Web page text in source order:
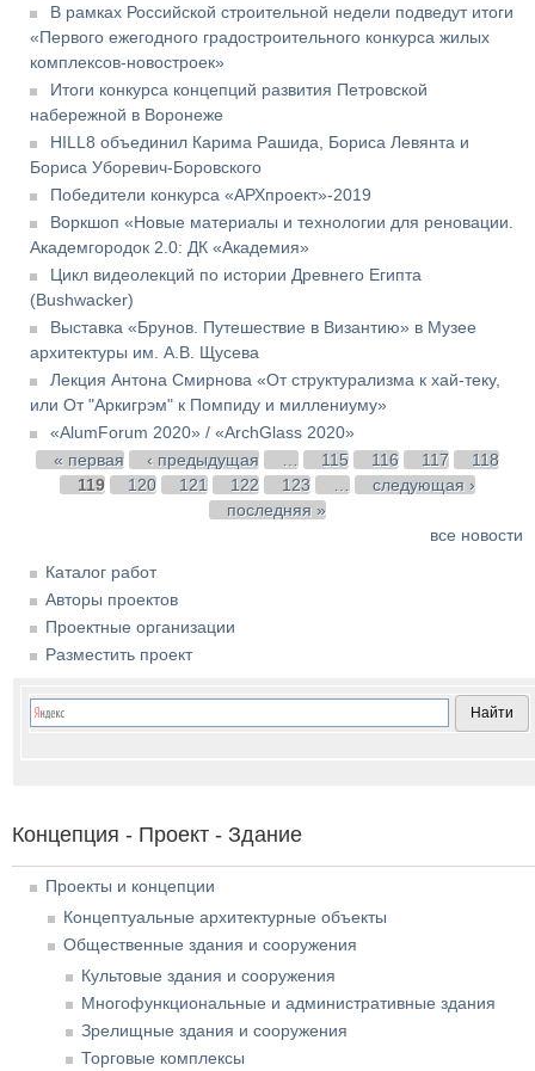
В рамках Российской строительной недели подведут итоги
«Первого ежегодного градостроительного конкурса жилых
комплексов-новостроек»
Итоги конкурса концепций развития Петровской
набережной в Воронеже
HILL8 объединил Карима Рашида, Бориса Левянта и
Бориса Уборевич-Боровского
Победители конкурса «АРХпроект»-2019
Воркшоп «Новые материалы и технологии для реновации.
Академгородок 2.0: ДК «Академия»
Цикл видеолекций по истории Древнего Египта
(Bushwacker)
Выставка «Брунов. Путешествие в Византию» в Музее
архитектуры им. А.В. Щусева
Лекция Антона Смирнова «От структурализма к хай-теку,
или От "Аркигрэм" к Помпиду и миллениуму»
«AlumForum 2020» / «ArchGlass 2020»
Страницы
« первая ‹ предыдущая 115 116 117
118
119
120 121 122 123
следующая ›
последняя »
все новости
Каталог работ
Авторы проектов
Проектные организации
Разместить проект
Концепция - Проект - Здание
Проекты и концепции
Концептуальные архитектурные объекты
Общественные здания и сооружения
Культовые здания и сооружения
Многофункциональные и административные здания
Зрелищные здания и сооружения
Торговые комплексы